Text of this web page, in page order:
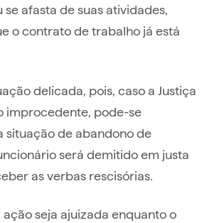
afasta de suas atividades,
o contrato de trabalho já está
delicada, pois, caso a Justiça
improcedente, pode-se
situação de abandono de
será demitido em justa
as verbas rescisórias.
seja ajuizada enquanto o